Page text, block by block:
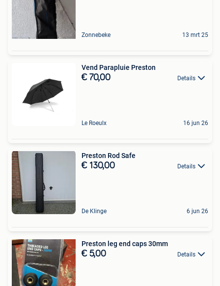
Zonnebeke 13 mrt 25
Vend Parapluie Preston
€ 70,00 Details
Le Roeulx 16 jun 26
Preston Rod Safe
€ 130,00 Details
De Klinge 6 jun 26
Preston leg end caps 30mm
€ 5,00 Details